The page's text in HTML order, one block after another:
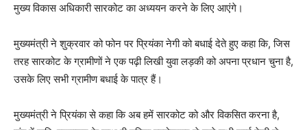
मुख्य विकास अधिकारी सारकोट का अध्ययन करने के लिए आएंगे।
मुख्यमंत्री ने शुक्रवार को फोन पर प्रियंका नेगी को बधाई देते हुए कहा कि, जिस
तरह सारकोट के ग्रामीणों ने एक पढ़ी लिखी युवा लड़की को अपना प्रधान चुना है,
उसके लिए सभी ग्रामीण बधाई के पात्र हैं।
मुख्यमंत्री ने प्रियंका से कहा कि अब हमें सारकोट को और विकसित करना है,